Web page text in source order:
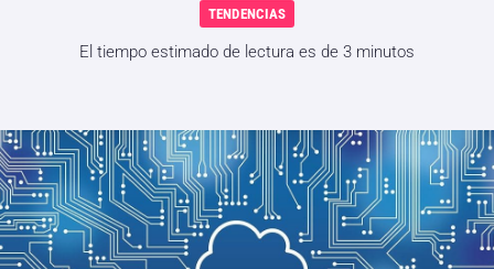
TENDENCIAS
El tiempo estimado de lectura es de 3 minutos